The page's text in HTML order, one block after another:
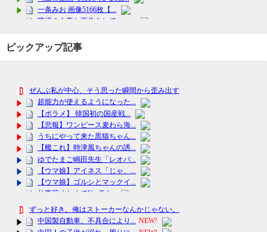
ピックアップ記事